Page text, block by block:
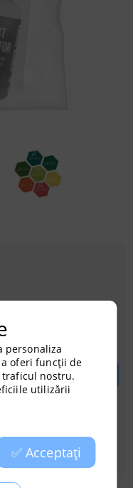
personaliza
oferi funcții de
nostru.
utilizării
✅ Acceptați